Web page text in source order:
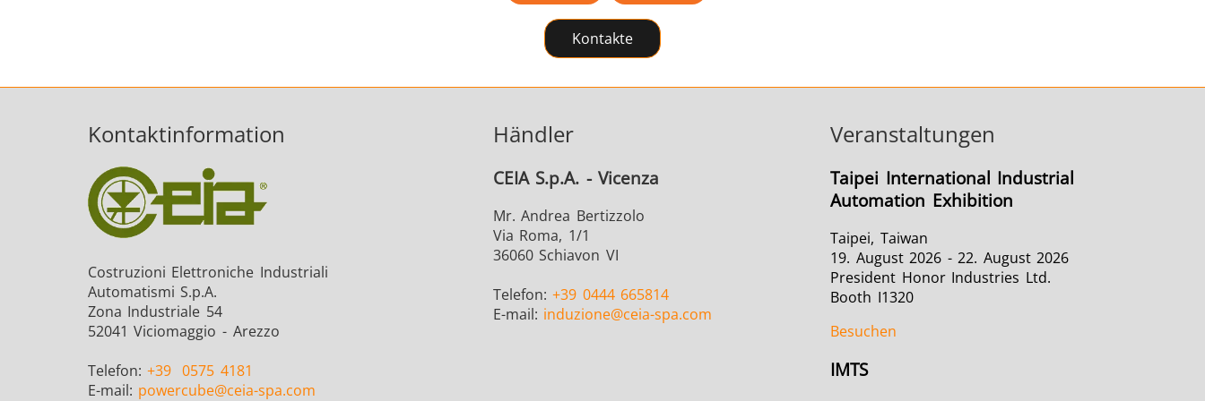
Automotive Befestigung Draht- und Kabelproduktion Elektrofahrzeuge (EV)
Grüne Energie Halbleiter
Medizin und Pharma Rechenzentren & KI
Kontakte
Kontaktinformation
Costruzioni Elettroniche Industriali
Automatismi S.p.A.
Zona Industriale 54
52041 Viciomaggio - Arezzo
Telefon:+39 0575 4181
E-mail: powercube@ceia-spa.com
Händler
CEIA S.p.A. - Vicenza
Mr. Andrea Bertizzolo
Via Roma, 1/1
36060 Schiavon VI
Telefon:+39 0444 665814
E-mail: induzione@ceia-spa.com
Veranstaltungen
Taipei International Industrial
Automation Exhibition
Taipei, Taiwan
19. August 2026 - 22. August 2026
President Honor Industries Ltd.
Booth I1320
Besuchen
IMTS